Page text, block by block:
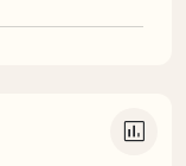
insert_chart